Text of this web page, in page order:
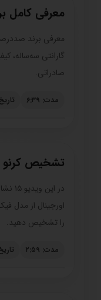
معرفی کامل
معرفی برند صددرصد
گارانتی
صادراتی.
مدت: ۶:۳۹ تاریخ
تشخیص کرنو
در
اورجینال از مدل
را تشخیص دهید.
مدت: ۲:۵۹ تاریخ